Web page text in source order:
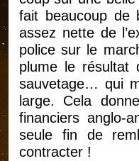
fait beaucoup de
assez nette de
police sur le
plume le résultat
sauvetage… qui
large. Cela
financiers anglo-
seule fin de
contracter !